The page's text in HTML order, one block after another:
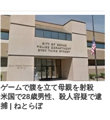
ゲームで腹を立て母親を射殺
米国で28歳男性、殺人容疑で逮
捕 | ねとらぼ